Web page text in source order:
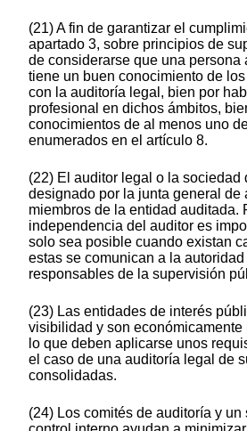
(21) A fin de garantizar el
apartado 3, sobre principios de
de considerarse que una persona
tiene un buen conocimiento de
con la auditoría legal, bien por
profesional en dichos ámbitos,
conocimientos de al menos uno
enumerados en el artículo 8.
(22) El auditor legal o la sociedad
designado por la junta general de
miembros de la entidad auditada.
independencia del auditor es
solo sea posible cuando existan
estas se comunican a la
responsables de la supervisión
(23) Las entidades de interés
visibilidad y son económicamente
lo que deben aplicarse unos
el caso de una auditoría legal de
consolidadas.
(24) Los comités de auditoría y